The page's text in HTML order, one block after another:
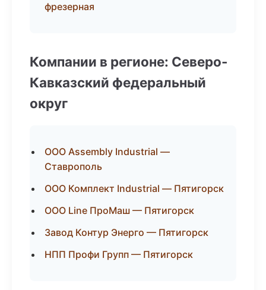
фрезерная
Компании в регионе: Северо-
Кавказский федеральный
округ
ООО Assembly Industrial —
Ставрополь
ООО Комплект Industrial — Пятигорск
ООО Line ПроМаш — Пятигорск
Завод Контур Энерго — Пятигорск
НПП Профи Групп — Пятигорск